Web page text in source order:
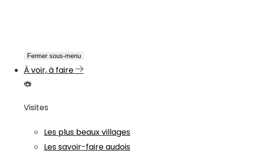
Fermer sous-menu
À voir, à faire
Visites
Les plus beaux villages
Les savoir-faire audois